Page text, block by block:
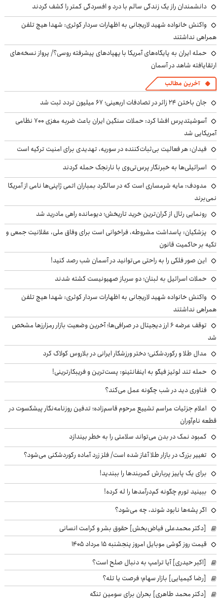
دانشمندان راز یک زندگی سالم با درد و افسردگی کمتر را کشف کردند
واکنش خانواده شهید لاریجانی به اظهارات سردار کوثری: شهدا هیچ تلفن
همراهی نداشتند
حمله ایران به پایگاه‌های آمریکا با پهپادهای پیشرفته روسی؟/ پرواز نسخه‌های
ارتقایافته شاهد در آسمان
آخرین مطالب
جان باختن ۲۴ زائر در تصادفات اربعینی؛ ۶۷ میلیون تردد ثبت شد
آسوشیتدپرس افشا کرد: حملات سنگین ایران باعث ضربه مغزی ۷۰۰ نظامی
آمریکایی شد
فیدان: هر فعالیت بی‌ثبات‌کننده در سوریه، تهدیدی برای امنیت ترکیه است
اسرائیلی‌ها به خبرنگار پرس‌تی‌وی با نارنجک حمله کردند
مدودف: مایه شرمساری است که در سالگرد بمباران اتمی ژاپنی‌ها نامی از آمریکا
نمی‌برند
رونمایی رئال از گران‌ترین خرید تاریخش؛ دیومانده راهی مادرید شد
پزشکیان: پاسداشت مشروطه، فراخوانی است برای وفاق ملی، عقلانیت جمعی و
تکیه بر حاکمیت قانون
این صور فلکی را به راحتی می‌توانید در آسمان شب رصد کنید!
حملات اسرائیل به لبنان؛ دو سرباز صهیونیست کشته شدند
واکنش خانواده شهید لاریجانی به اظهارات سردار کوثری: شهدا هیچ تلفن
همراهی نداشتند
توقف عرضه ۶ ارز دیجیتال در صرافی‌ها؛ آخرین وضعیت بازار رمزارزها مشخص
شد
مدال طلا و رکوردشکنی؛ دختر ورزشکار ایرانی در بلاروس کولاک کرد
حمله تند لوئیز فیگو به اینفانتینو: پست‌ترین و فریبکارترینی!
فناوری دید در شب چگونه عمل می‌کند؟
اعلام جزئیات مراسم تشییع مرحوم قاسم‌زاده؛ تدفین روزنامه‌نگار پیشکسوت در
قطعه نام‌آوران
کمبود نمک در بدن می‌تواند سلامتی را به خطر بیندازد
تغییر بزرگ در بازار طلا آغاز شده است/ فلز زرد آماده رکوردشکنی می‌شود؟
برای یک پاییز پربارش کمربندها را ببندید!
ببینید تورم چگونه کم‌درآمدها را له کرده!
اگر پشه‌ها نابود شوند، چه می‌شود؟
[دکتر محمدعلی فیاض‌بخش] حقوق بشر و کرامت انسانی
قیمت روز گوشی موبایل امروز پنجشنبه ۱۵ مرداد ۱۴۰۵
[اکبر حیدری] آیا ترامپ به دنبال صلح است؟
[رضا کیمیایی] بازار سهام؛ فرصت یا تله؟
[دکتر محمد طاهری] بحران برای سومین تنگه